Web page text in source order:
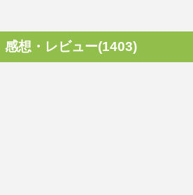
感想・レビュー(1403)